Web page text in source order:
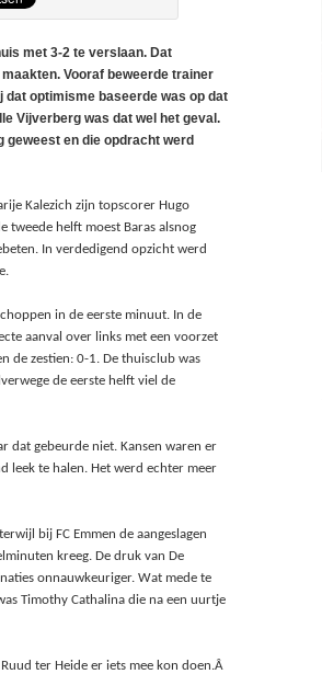
met 3-2 te verslaan. Dat
Vooraf beweerde trainer
dat optimisme baseerde was op dat
Vijverberg was dat wel het geval.
geweest en die opdracht werd
Kalezich zijn topscorer Hugo
tweede helft moest Baras alsnog
In verdedigend opzicht werd
in de eerste minuut. In de
aanval over links met een voorzet
de zestien: 0-1. De thuisclub was
de eerste helft viel de
dat gebeurde niet. Kansen waren er
leek te halen. Het werd echter meer
bij FC Emmen de aangeslagen
kreeg. De druk van De
onnauwkeuriger. Wat mede te
Timothy Cathalina die na een uurtje
ter Heide er iets mee kon doen.Â